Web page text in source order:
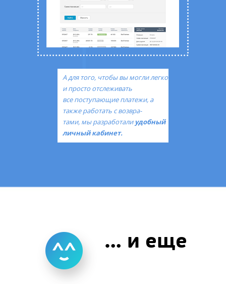
А для того, чтобы вы могли легко
и просто отслеживать
все поступающие платежи, а
также работать с возвра-
тами, мы разработалиудобный
личный кабинет.
… и еще